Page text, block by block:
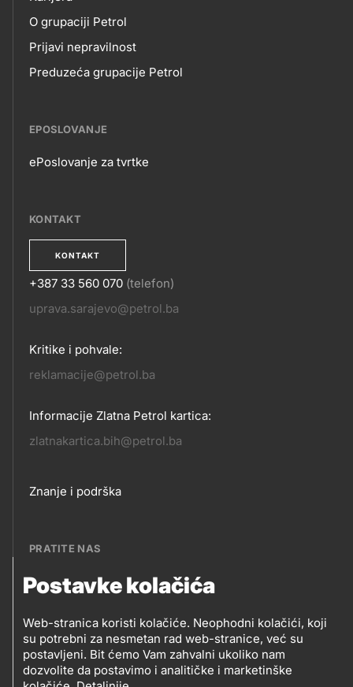
Postavke kolačića
Web-stranica koristi kolačiće. Neophodni kolačići, koji
su potrebni za nesmetan rad web-stranice, već su
postavljeni. Bit ćemo Vam zahvalni ukoliko nam
dozvolite da postavimo i analitičke i marketinške
NAMA
O grupaciji Petrol
Prijavi nepravilnost
Preduzeća grupacije Petrol
EPOSLOVANJE
ePoslovanje za tvrtke
KONTAKT
KONTAKT
KONTAKT
+387 33 560 070 (telefon)
uprava.sarajevo@petrol.ba
Kritike i pohvale:
reklamacije@petrol.ba
Informacije Zlatna Petrol kartica:
zlatnakartica.bih@petrol.ba
Footer
Znanje i podrška
PRATITE NAS
PRATITE
NAS
Petrol BH Oil Company, d.o.o.
Džemala Bijedića 202, 71210 Ilidža, Sarajevo